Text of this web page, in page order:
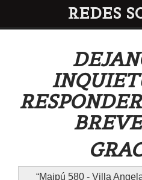
REDES
Maipú 580 - Villa